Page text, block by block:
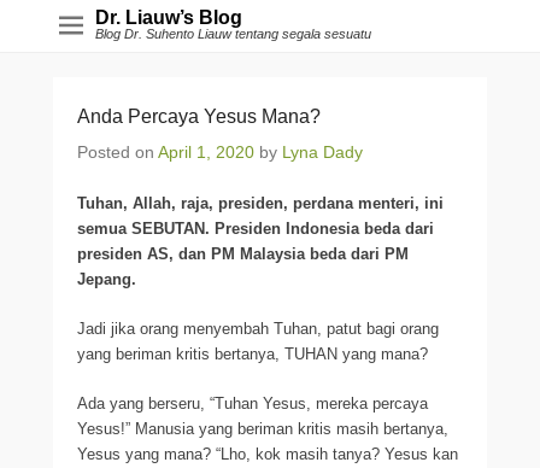
Dr. Liauw’s Blog
Blog Dr. Suhento Liauw tentang segala sesuatu
Anda Percaya Yesus Mana?
Posted on April 1, 2020 by Lyna Dady
Tuhan, Allah, raja, presiden, perdana menteri, ini
semua SEBUTAN. Presiden Indonesia beda dari
presiden AS, dan PM Malaysia beda dari PM
Jepang.
Jadi jika orang menyembah Tuhan, patut bagi orang
yang beriman kritis bertanya, TUHAN yang mana?
Ada yang berseru, “Tuhan Yesus, mereka percaya
Yesus!” Manusia yang beriman kritis masih bertanya,
Yesus yang mana? “Lho, kok masih tanya? Yesus kan